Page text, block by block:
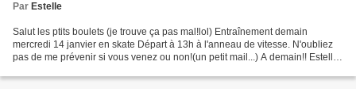
Par Estelle
Salut les ptits boulets (je trouve ça pas mal!lol) Entraînement demain
mercredi 14 janvier en skate Départ à 13h à l'anneau de vitesse. N'oubliez
pas de me prévenir si vous venez ou non!(un petit mail...) A demain!! Estelle.